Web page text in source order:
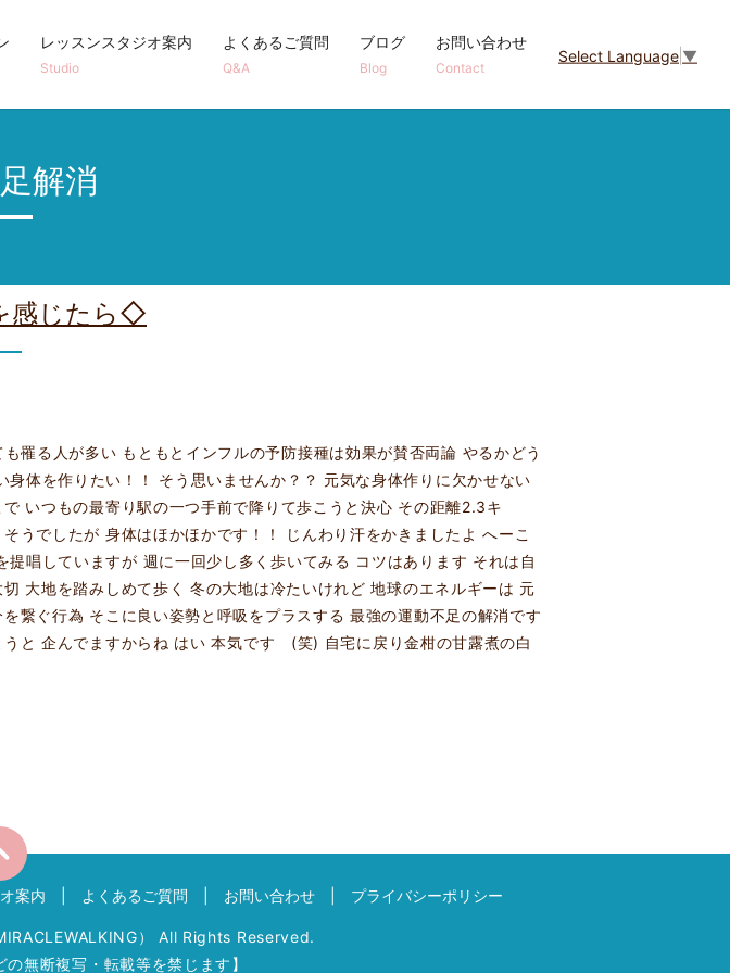
Select Language ▼
レッスンスタジオ案内
Studio
よくあるご質問
Q&A
ブログ
Blog
お問い合わせ
Contact
解消
感じたら◇
る人が多い もともとインフルの予防接種は効果が賛否両論 やるかどう
体を作りたい！！ そう思いませんか？？ 元気な身体作りに欠かせない
いつもの最寄り駅の一つ手前で降りて歩こうと決心 その距離2.3キ
うでしたが 身体はほかほかです！！ じんわり汗をかきましたよ へーこ
唱していますが 週に一回少し多く歩いてみる コツはあります それは自
大地を踏みしめて歩く 冬の大地は冷たいけれど 地球のエネルギーは 元
繋ぐ行為 そこに良い姿勢と呼吸をプラスする 最強の運動不足の解消です
と 企んでますからね はい 本気です (笑) 自宅に戻り金柑の甘露煮の白
案内 よくあるご質問 お問い合わせ プライバシーポリシー
） All Rights Reserved.
無断複写・転載等を禁じます】